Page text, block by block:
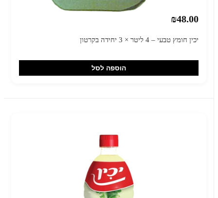
₪48.00
יכין חומץ טבעי – 4 ליטר × 3 יחידה בקרטון
הוספה לסל